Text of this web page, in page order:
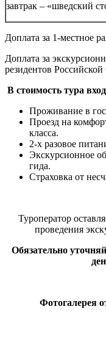
завтрак – «шведский
Доплата за 1-местное
Доплата за
резидентов
В стоимость тура
Проживание в
Проезд на
класса.
2-х разовое
Экскурсионное
гида.
Страховка от
Туроператор
проведения
Обязательно
Фотогалерея